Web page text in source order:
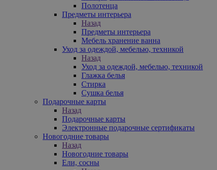
Полотенца
Предметы интерьера
Назад
Предметы интерьера
Мебель хранение ванна
Уход за одеждой, мебелью, техникой
Назад
Уход за одеждой, мебелью, техникой
Глажка белья
Стирка
Сушка белья
Подарочные карты
Назад
Подарочные карты
Электронные подарочные сертификаты
Новогодние товары
Назад
Новогодние товары
Ели, сосны